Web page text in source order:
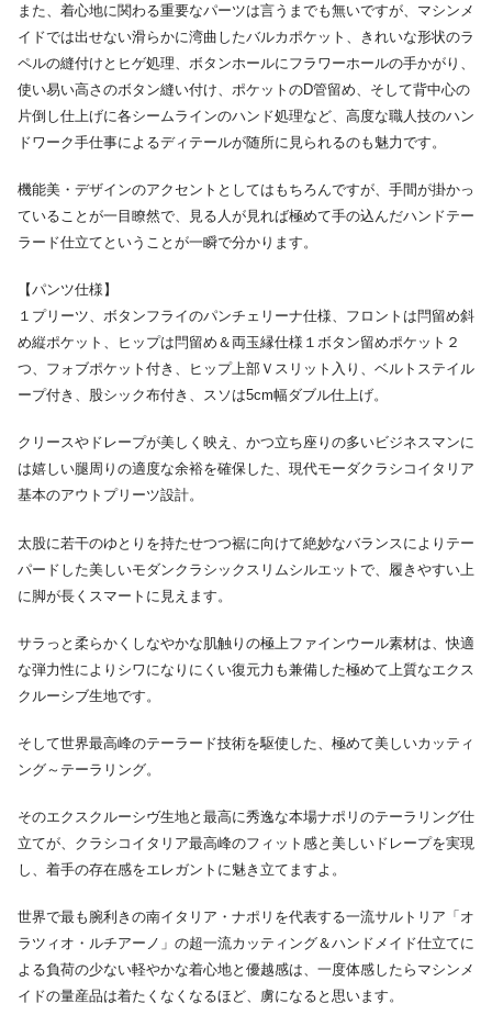
また、着心地に関わる重要なパーツは言うまでも無いですが、マシンメ
イドでは出せない滑らかに湾曲したバルカポケット、きれいな形状のラ
ペルの縫付けとヒゲ処理、ボタンホールにフラワーホールの手かがり、
使い易い高さのボタン縫い付け、ポケットのD管留め、そして背中心の
片倒し仕上げに各シームラインのハンド処理など、高度な職人技のハン
ドワーク手仕事によるディテールが随所に見られるのも魅力です。
機能美・デザインのアクセントとしてはもちろんですが、手間が掛かっ
ていることが一目瞭然で、見る人が見れば極めて手の込んだハンドテー
ラード仕立てということが一瞬で分かります。
【パンツ仕様】
１プリーツ、ボタンフライのパンチェリーナ仕様、フロントは閂留め斜
め縦ポケット、ヒップは閂留め＆両玉縁仕様１ボタン留めポケット２
つ、フォブポケット付き、ヒップ上部Ｖスリット入り、ベルトステイル
ープ付き、股シック布付き、スソは5cm幅ダブル仕上げ。
クリースやドレープが美しく映え、かつ立ち座りの多いビジネスマンに
は嬉しい腿周りの適度な余裕を確保した、現代モーダクラシコイタリア
基本のアウトプリーツ設計。
太股に若干のゆとりを持たせつつ裾に向けて絶妙なバランスによりテー
パードした美しいモダンクラシックスリムシルエットで、履きやすい上
に脚が長くスマートに見えます。
サラっと柔らかくしなやかな肌触りの極上ファインウール素材は、快適
な弾力性によりシワになりにくい復元力も兼備した極めて上質なエクス
クルーシブ生地です。
そして世界最高峰のテーラード技術を駆使した、極めて美しいカッティ
ング～テーラリング。
そのエクスクルーシヴ生地と最高に秀逸な本場ナポリのテーラリング仕
立てが、クラシコイタリア最高峰のフィット感と美しいドレープを実現
し、着手の存在感をエレガントに魅き立てますよ。
世界で最も腕利きの南イタリア・ナポリを代表する一流サルトリア「オ
ラツィオ・ルチアーノ」の超一流カッティング＆ハンドメイド仕立てに
よる負荷の少ない軽やかな着心地と優越感は、一度体感したらマシンメ
イドの量産品は着たくなくなるほど、虜になると思います。